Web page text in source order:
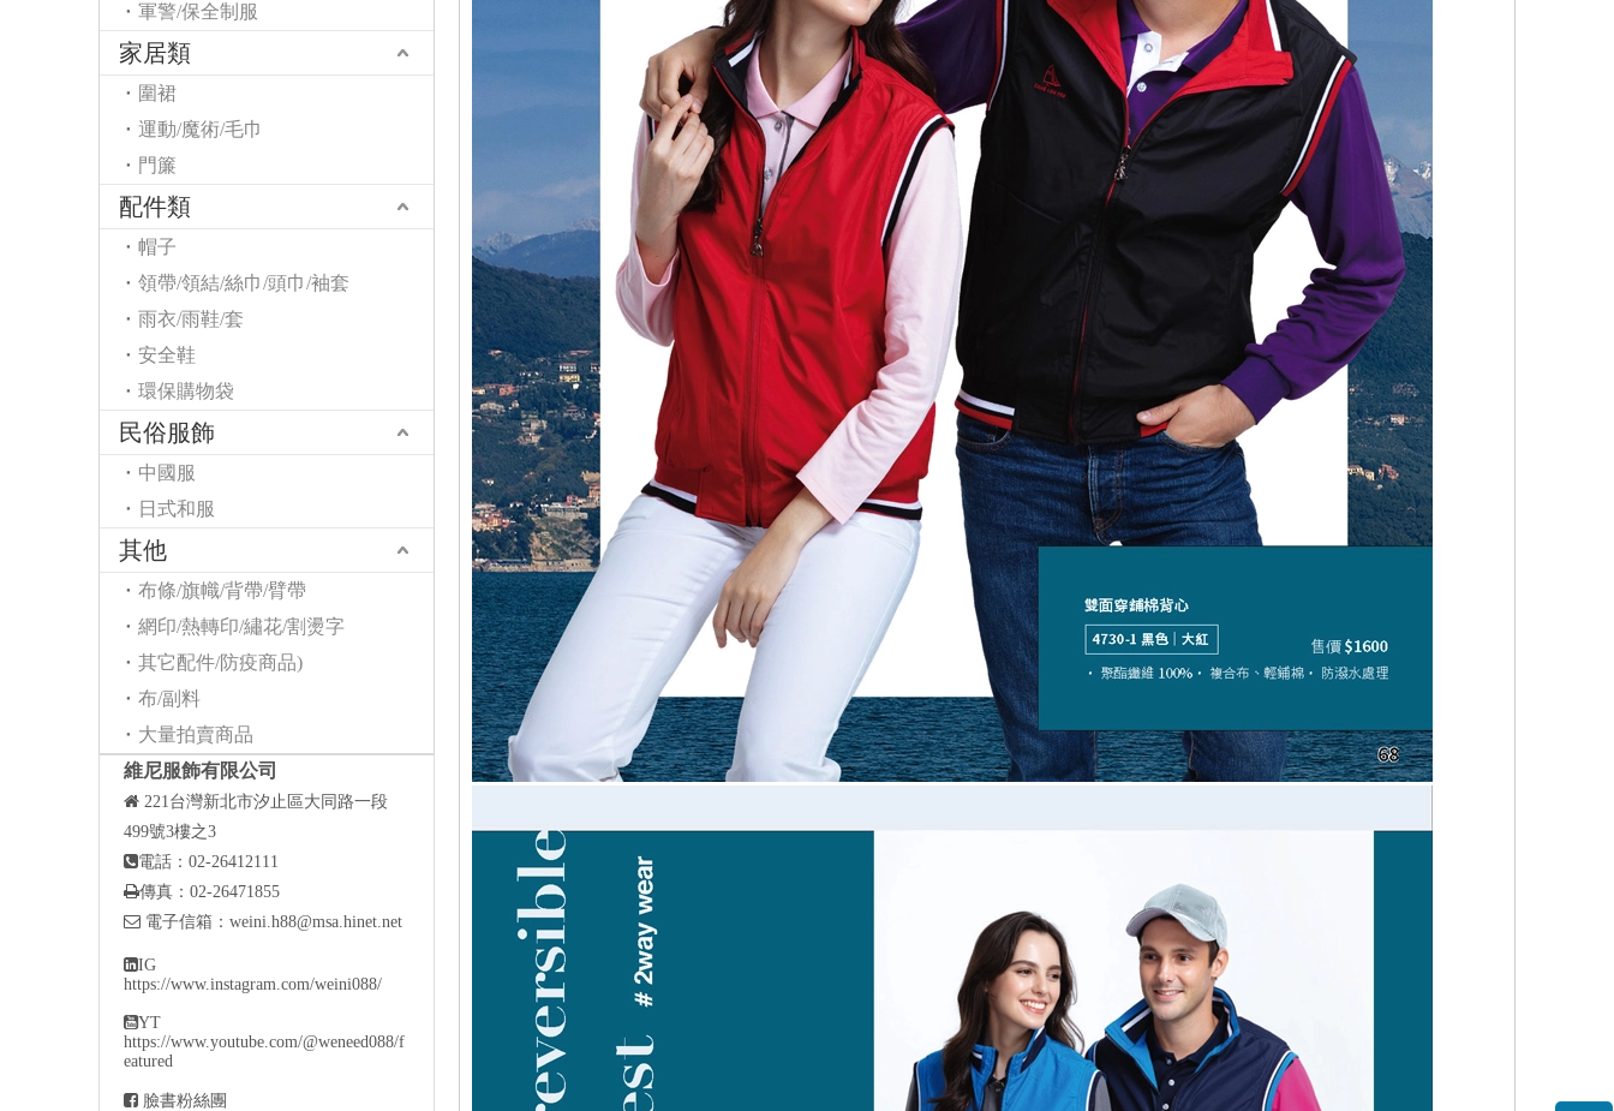
軍警/保全制服
家居類
圍裙
運動/魔術/毛巾
門簾
配件類
帽子
領帶/領結/絲巾/頭巾/袖套
雨衣/雨鞋/套
安全鞋
環保購物袋
民俗服飾
中國服
日式和服
其他
布條/旗幟/背帶/臂帶
網印/熱轉印/繡花/割燙字
其它配件/防疫商品)
布/副料
大量拍賣商品
維尼服飾有限公司
 221台灣新北市汐止區大同路一段
499號3樓之3
電話：02-26412111
傳真：02-26471855
 電子信箱： weini.h88@msa.hinet.net
IG
https://www.instagram.com/weini088/
YT
https://www.youtube.com/@weneed088/f
eatured
 臉書粉絲團